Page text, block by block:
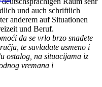
und auch schriftlich
anderem auf Situationen
und Beruf.
da se vrlo brzo snađete
te savladate usmeno i
ostalog, na situacijama iz
vremana i